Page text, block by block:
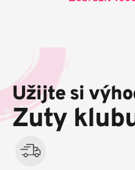
a
í
Užijte si
Zuty